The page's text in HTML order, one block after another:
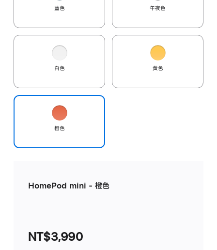
藍色 午夜色
白色 黃色
橙色
HomePod mini - 橙色
NT$3,990